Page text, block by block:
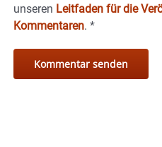
unseren Leitfaden für die
Kommentaren. *